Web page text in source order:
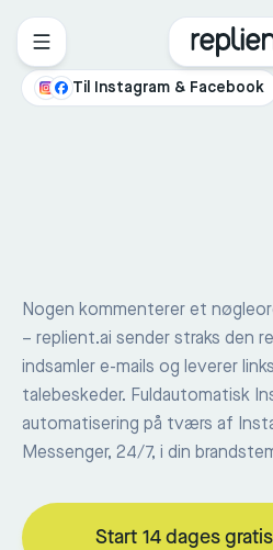
Til Instagram & Facebook
Nogen kommenterer et
– replient.ai sender straks den
indsamler e-mails og leverer
talebeskeder. Fuldautomatisk
automatisering på tværs af
Messenger, 24/7, i din
Start 14 dages